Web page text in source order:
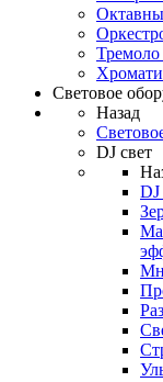
Световое
Назад
DJ свет
DJ